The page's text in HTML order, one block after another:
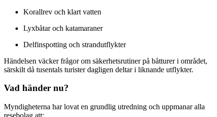
Korallrev och klart vatten
Lyxbåtar och katamaraner
Delfinspotting och strandutflykter
Händelsen väcker frågor om säkerhetsrutiner på båtturer i området,
särskilt då tusentals turister dagligen deltar i liknande utflykter.
Vad händer nu?
Myndigheterna har lovat en grundlig utredning och uppmanar alla
resebolag att: